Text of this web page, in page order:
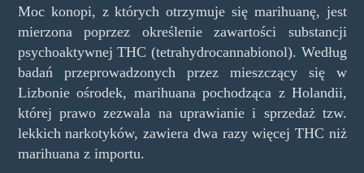
Moc konopi, z których otrzymuje się marihuanę, jest
mierzona poprzez określenie zawartości substancji
psychoaktywnej THC (tetrahydrocannabionol). Według
badań przeprowadzonych przez mieszczący się w
Lizbonie ośrodek, marihuana pochodząca z Holandii,
której prawo zezwala na uprawianie i sprzedaż tzw.
lekkich narkotyków, zawiera dwa razy więcej THC niż
marihuana z importu.